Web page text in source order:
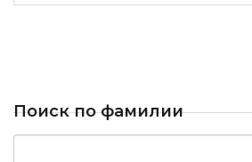
Поиск по фамилии